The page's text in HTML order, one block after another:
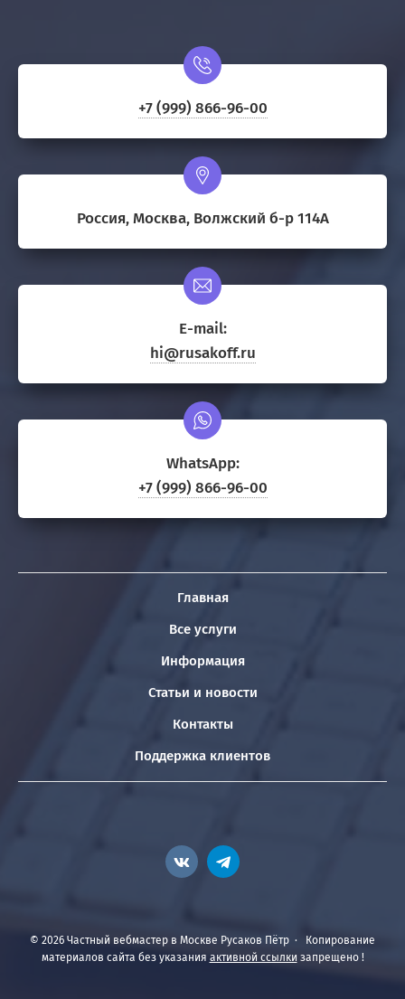
+7 (999) 866-96-00
Россия, Москва, Волжский б-р 114А
E-mail:
hi@rusakoff.ru
WhatsApp:
+7 (999) 866-96-00
Главная
Все услуги
Информация
Статьи и новости
Контакты
Поддержка клиентов
© 2026 Частный вебмастер в Москве Русаков Пётр ·
Копирование
материалов сайта без указания активной ссылки запрещено !